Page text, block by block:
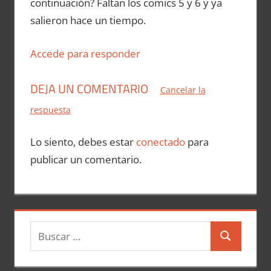
continuación? Faltan los comics 5 y 6 y ya
salieron hace un tiempo.
Accede para responder
DEJA UN COMENTARIO
Cancelar la
respuesta
Lo siento, debes estar conectadopara
publicar un comentario.
u
s